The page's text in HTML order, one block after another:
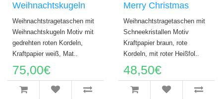
Weihnachtskugeln
Weihnachtstragetaschen mit
Weihnachtskugeln Motiv mit
gedrehten roten Kordeln,
Kraftpapier weiß, Mat..
75,00€
Merry Christmas
Weihnachtstragetaschen mit
Schneekristallen Motiv
Kraftpapier braun, rote
Kordeln, mit roter Heißfol..
48,50€